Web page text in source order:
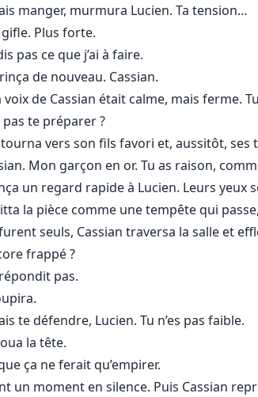
manger, murmura Lucien. Ta tension…
Plus forte.
pas ce que j’ai à faire.
de nouveau. Cassian.
de Cassian était calme, mais ferme.
te préparer ?
vers son fils favori et, aussitôt, ses
Mon garçon en or. Tu as raison,
un regard rapide à Lucien. Leurs
la pièce comme une tempête qui
seuls, Cassian traversa la salle et
frappé ?
pas.
te défendre, Lucien. Tu n’es pas faible.
la tête.
ça ne ferait qu’empirer.
un moment en silence. Puis Cassian